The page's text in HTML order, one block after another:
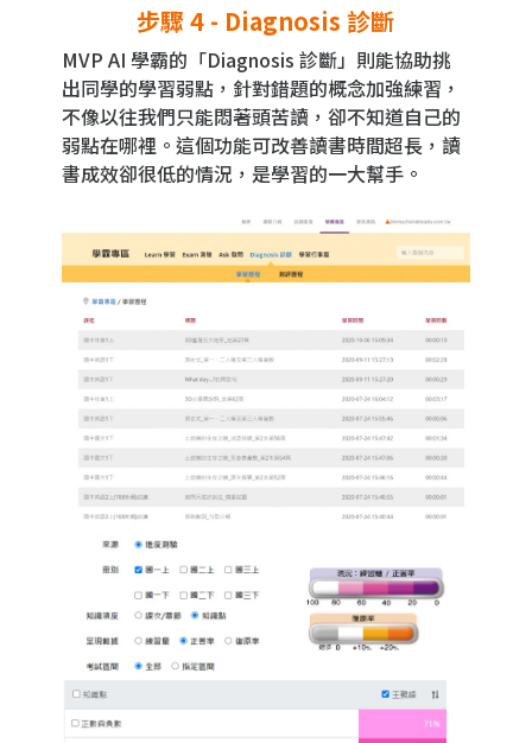
步驟 4 - Diagnosis 診斷
MVP AI 學霸的「Diagnosis 診斷」則能協助挑
出同學的學習弱點，針對錯題的概念加強練習，
不像以往我們只能悶著頭苦讀，卻不知道自己的
弱點在哪裡。這個功能可改善讀書時間超長，讀
書成效卻很低的情況，是學習的一大幫手。